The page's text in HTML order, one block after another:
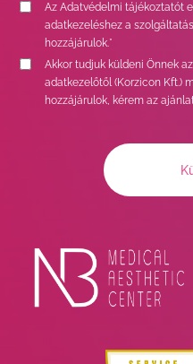
Az Adatvédelmi tájékoztatót
adatkezeléshez a
hozzájárulok.*
Akkor tudjuk küldeni Önnek
adatkezelőtől (Korzicon Kft.)
hozzájárulok, kérem az